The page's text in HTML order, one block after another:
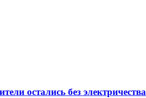
остались без электричества